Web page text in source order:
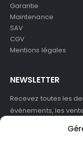
Garantie
Maintenance
SAV
CGV
Mentions légales
NEWSLETTER
Recevez toutes les
événements, les